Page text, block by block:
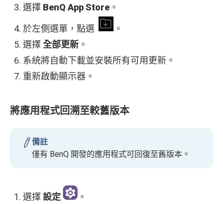
選擇 BenQ App Store 。
於左側選單，點選
。
選擇全部更新 。
系統將自動下載並安裝所有可用更新。
重新啟動顯示器。
將應用程式回溯至較舊版本
備註
僅有 BenQ 開發的應用程式可回復至舊版本。
選擇設定
。